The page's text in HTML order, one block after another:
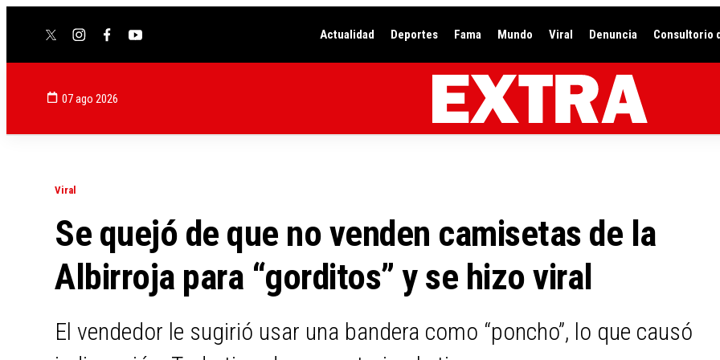
twitterinstagram
facebookyoutube Actualidad Deportes Fama Mundo Viral Denuncia Consultorio
07 ago 2026
Viral
Se quejó de que no venden camisetas de la
Albirroja para “gorditos” y se hizo viral
El vendedor le sugirió usar una bandera como “poncho”, lo que causó